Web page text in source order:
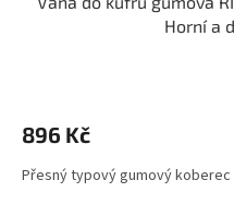
Horní a
896 Kč
Přesný typový gumový